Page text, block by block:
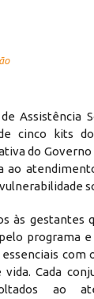
Assistência
cinco kits
do
ao
às gestantes
programa
com
Cada
ao